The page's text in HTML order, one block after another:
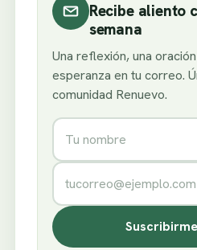
Recibe aliento
semana
Una reflexión, una
esperanza en tu correo.
comunidad Renuevo.
Nombre
Correo electrónico